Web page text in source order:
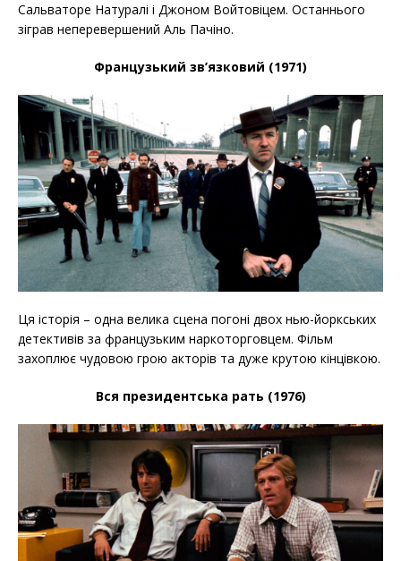
Сальваторе Натуралі і Джоном Войтовіцем. Останнього
зіграв неперевершений Аль Пачіно.
Французький зв’язковий (1971)
Ця історія – одна велика сцена погоні двох нью-йоркських
детективів за французьким наркоторговцем. Фільм
захоплює чудовою грою акторів та дуже крутою кінцівкою.
Вся президентська рать (1976)